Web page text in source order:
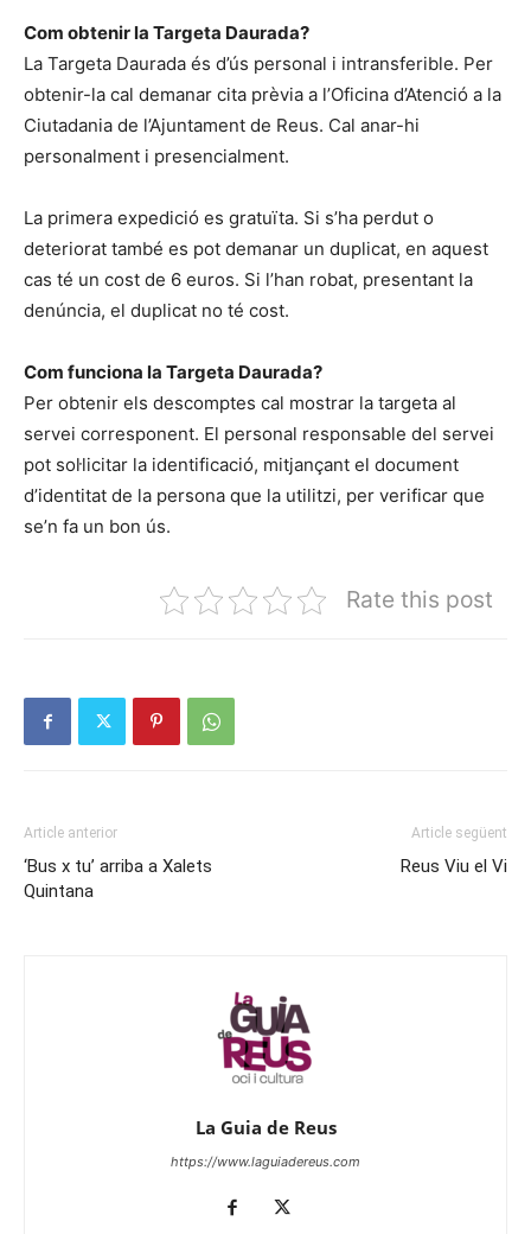
Com obtenir la Targeta Daurada?
La Targeta Daurada és d’ús personal i intransferible. Per
obtenir-la cal demanar cita prèvia a l’Oficina d’Atenció a la
Ciutadania de l’Ajuntament de Reus. Cal anar-hi
personalment i presencialment.
La primera expedició es gratuïta. Si s’ha perdut o
deteriorat també es pot demanar un duplicat, en aquest
cas té un cost de 6 euros. Si l’han robat, presentant la
denúncia, el duplicat no té cost.
Com funciona la Targeta Daurada?
Per obtenir els descomptes cal mostrar la targeta al
servei corresponent. El personal responsable del servei
pot sol·licitar la identificació, mitjançant el document
d’identitat de la persona que la utilitzi, per verificar que
se’n fa un bon ús.
Rate this post
Article anterior
‘Bus x tu’ arriba a Xalets
Quintana
Article següent
Reus Viu el Vi
La Guia de Reus
https://www.laguiadereus.com